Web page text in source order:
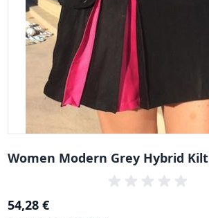
Women Modern Grey Hybrid Kilt
Special Price
54,28 €